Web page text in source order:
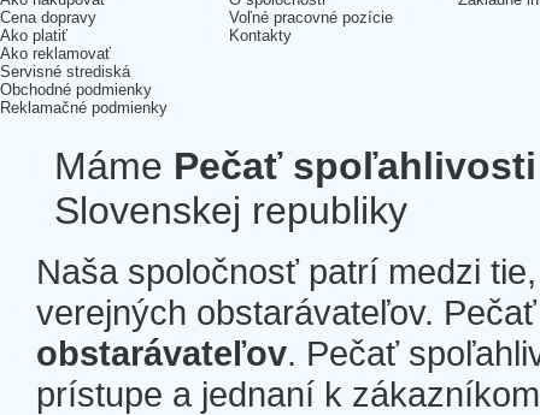
Cena dopravy
Ako platiť
Ako reklamovať
Servisné strediská
Obchodné podmienky
Reklamačné podmienky
Voľné pracovné pozície
Kontakty
Máme Pečať spoľahlivosti
Slovenskej republiky
Naša spoločnosť patrí medzi
verejných obstarávateľov.
obstarávateľov. Pečať
prístupe a jednaní k